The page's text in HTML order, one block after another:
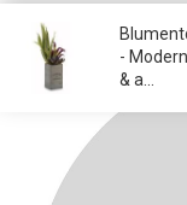
-
& a...